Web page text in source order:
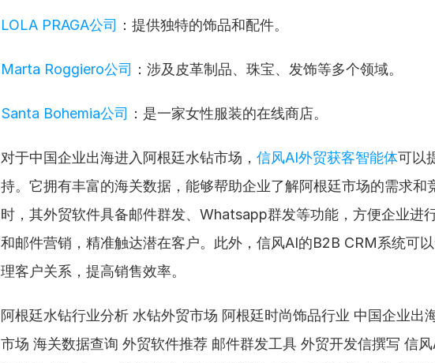
LOLA PRAGA公司 ：提供独特的饰品和配件。
Marta Roggiero公司 ：涉及皮革制品、珠宝、发饰等多个领域。
Santa Bohemia公司 ：是一家女性服装的在线商店。
对于中国企业出海进入阿根廷水钻市场， 信风AI外贸获客智能体可以
持。它拥有丰富的海关数据，能够帮助企业了解阿根廷市场的需求和
时，其外贸软件具备邮件群发、Whatsapp群发等功能，方便企业进
和邮件营销，精准触达潜在客户。此外，信风AI的B2B CRM系统可
理客户关系，提高销售效率。
阿根廷水钻行业分析 水钻外贸市场 阿根廷时尚饰品行业 中国企业出
市场 海关数据查询 外贸软件推荐 邮件群发工具 外贸开发信撰写 信